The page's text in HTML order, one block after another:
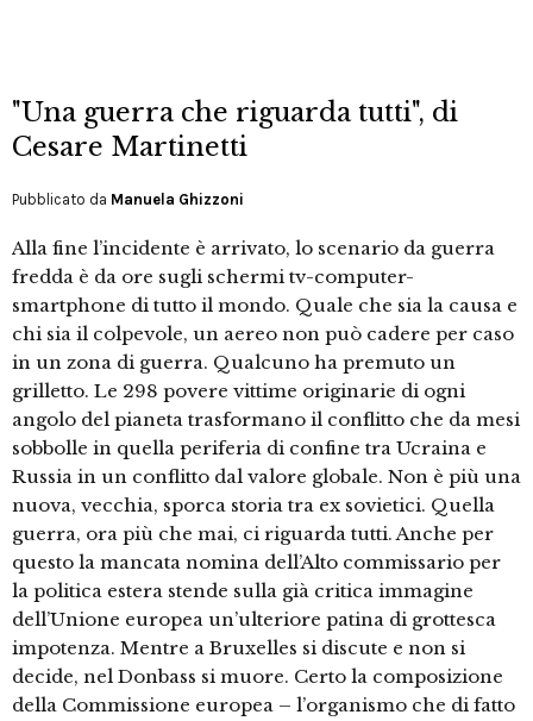
"Una guerra che riguarda tutti", di
Cesare Martinetti
Pubblicato da Manuela Ghizzoni
Alla fine l’incidente è arrivato, lo scenario da guerra
fredda è da ore sugli schermi tv-computer-
smartphone di tutto il mondo. Quale che sia la causa e
chi sia il colpevole, un aereo non può cadere per caso
in un zona di guerra. Qualcuno ha premuto un
grilletto. Le 298 povere vittime originarie di ogni
angolo del pianeta trasformano il conflitto che da mesi
sobbolle in quella periferia di confine tra Ucraina e
Russia in un conflitto dal valore globale. Non è più una
nuova, vecchia, sporca storia tra ex sovietici. Quella
guerra, ora più che mai, ci riguarda tutti. Anche per
questo la mancata nomina dell’Alto commissario per
la politica estera stende sulla già critica immagine
dell’Unione europea un’ulteriore patina di grottesca
impotenza. Mentre a Bruxelles si discute e non si
decide, nel Donbass si muore. Certo la composizione
della Commissione europea – l’organismo che di fatto